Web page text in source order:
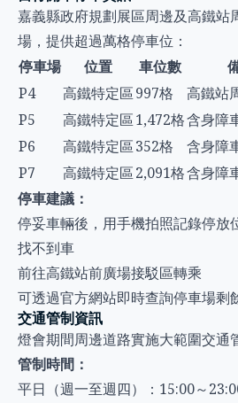
嘉義縣政府規劃展區周邊及高鐵站
場，提供超過萬格停車位：
停車場
位置 車位數
P4
高鐵特定區997格
高鐵站
P5
高鐵特定區1,472格含身障
P6
高鐵特定區352格
含身障
P7
高鐵特定區2,091格含身障
停車建議：
停妥車輛後，用手機拍照記錄停放
找不到車
前往高鐵站前廣場接駁區轉乘
可透過官方網站即時查詢停車場剩
交通管制資訊
燈會期間周邊道路實施大範圍交通
管制時間：
平日（週一至週四）：15:00～